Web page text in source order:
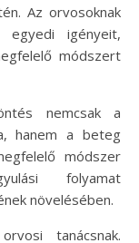
Az orvosoknak
igényeit,
módszert
nemcsak a
hanem a beteg
módszer
folyamat
növelésében.
tanácsnak.